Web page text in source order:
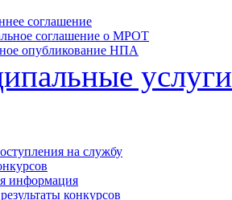
соглашение
соглашение о МРОТ
опубликование НПА
услуги
на службу
информация
конкурсов